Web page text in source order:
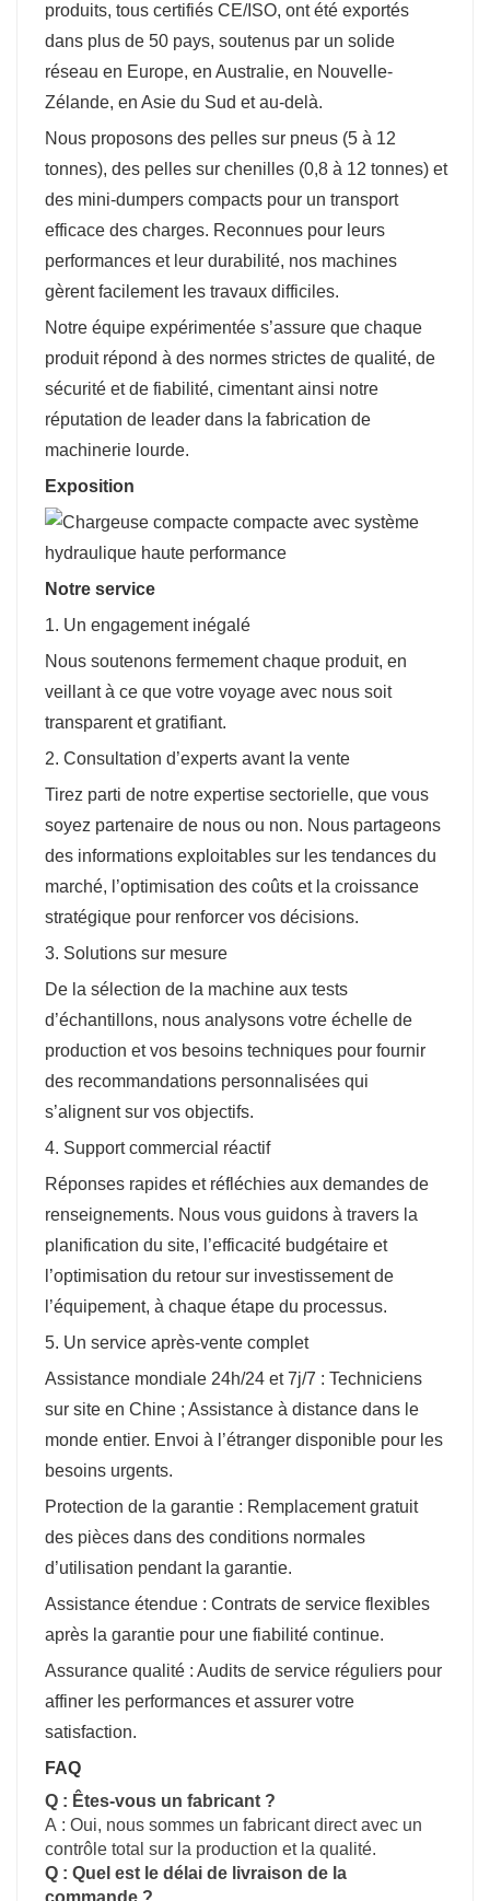
produits, tous certifiés CE/ISO, ont été exportés
dans plus de 50 pays, soutenus par un solide
réseau en Europe, en Australie, en Nouvelle-
Zélande, en Asie du Sud et au-delà.
Nous proposons des pelles sur pneus (5 à 12
tonnes), des pelles sur chenilles (0,8 à 12 tonnes) et
des mini-dumpers compacts pour un transport
efficace des charges. Reconnues pour leurs
performances et leur durabilité, nos machines
gèrent facilement les travaux difficiles.
Notre équipe expérimentée s’assure que chaque
produit répond à des normes strictes de qualité, de
sécurité et de fiabilité, cimentant ainsi notre
réputation de leader dans la fabrication de
machinerie lourde.
Exposition
Notre service
1. Un engagement inégalé
Nous soutenons fermement chaque produit, en
veillant à ce que votre voyage avec nous soit
transparent et gratifiant.
2. Consultation d’experts avant la vente
Tirez parti de notre expertise sectorielle, que vous
soyez partenaire de nous ou non. Nous partageons
des informations exploitables sur les tendances du
marché, l’optimisation des coûts et la croissance
stratégique pour renforcer vos décisions.
3. Solutions sur mesure
De la sélection de la machine aux tests
d’échantillons, nous analysons votre échelle de
production et vos besoins techniques pour fournir
des recommandations personnalisées qui
s’alignent sur vos objectifs.
4. Support commercial réactif
Réponses rapides et réfléchies aux demandes de
renseignements. Nous vous guidons à travers la
planification du site, l’efficacité budgétaire et
l’optimisation du retour sur investissement de
l’équipement, à chaque étape du processus.
5. Un service après-vente complet
Assistance mondiale 24h/24 et 7j/7 : Techniciens
sur site en Chine ; Assistance à distance dans le
monde entier. Envoi à l’étranger disponible pour les
besoins urgents.
Protection de la garantie : Remplacement gratuit
des pièces dans des conditions normales
d’utilisation pendant la garantie.
Assistance étendue : Contrats de service flexibles
après la garantie pour une fiabilité continue.
Assurance qualité : Audits de service réguliers pour
affiner les performances et assurer votre
satisfaction.
FAQ
Q : Êtes-vous un fabricant ?
A : Oui, nous sommes un fabricant direct avec un
contrôle total sur la production et la qualité.
Q : Quel est le délai de livraison de la
commande ?